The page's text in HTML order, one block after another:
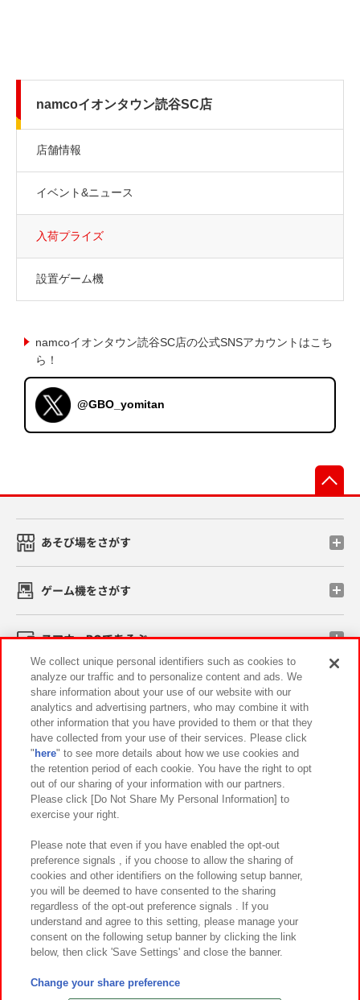
namcoイオンタウン読谷SC店
店舗情報
イベント&ニュース
入荷プライズ
設置ゲーム機
namcoイオンタウン読谷SC店の公式SNSアカウントはこち
ら！
@GBO_yomitan
あそび場をさがす
ゲーム機をさがす
スマホ・PCであそぶ
イベント・キャンペーン
関連会社 サステナビリティ サイトポリシー
プライバシーポリシー ウェブアクセシビリティ方針と検証結果
お取引先さまとともに
カスタマーハラスメント対応方針 よくあるご質問・お問い合わせ
©Bandai Namco Amusement Inc.
©Bandai Namco Amusement Lab Inc.
We collect unique personal identifiers such as cookies to
analyze our traffic and to personalize content and ads. We
share information about your use of our website with our
analytics and advertising partners, who may combine it with
other information that you have provided to them or that they
have collected from your use of their services. Please click
" here" to see more details about how we use cookies and
the retention period of each cookie. You have the right to opt
out of our sharing of your information with our partners.
Please click [Do Not Share My Personal Information] to
exercise your right.
Please note that even if you have enabled the opt-out
preference signals , if you choose to allow the sharing of
cookies and other identifiers on the following setup banner,
you will be deemed to have consented to the sharing
regardless of the opt-out preference signals . If you
understand and agree to this setting, please manage your
consent on the following setup banner by clicking the link
below, then click 'Save Settings' and close the banner.
Change your share preference